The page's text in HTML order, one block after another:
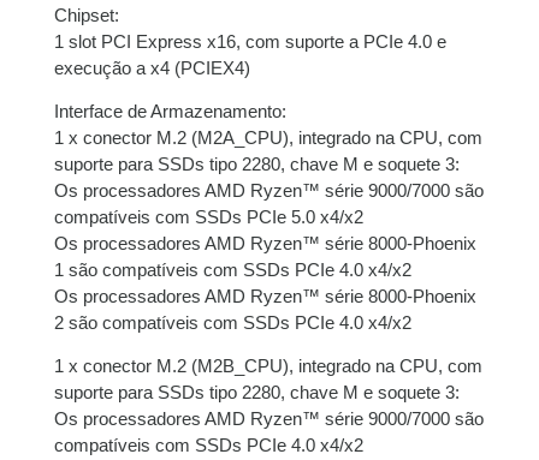
Chipset:
1 slot PCI Express x16, com suporte a PCIe 4.0 e
execução a x4 (PCIEX4)
Interface de Armazenamento:
1 x conector M.2 (M2A_CPU), integrado na CPU, com
suporte para SSDs tipo 2280, chave M e soquete 3:
Os processadores AMD Ryzen™ série 9000/7000 são
compatíveis com SSDs PCIe 5.0 x4/x2
Os processadores AMD Ryzen™ série 8000-Phoenix
1 são compatíveis com SSDs PCIe 4.0 x4/x2
Os processadores AMD Ryzen™ série 8000-Phoenix
2 são compatíveis com SSDs PCIe 4.0 x4/x2
1 x conector M.2 (M2B_CPU), integrado na CPU, com
suporte para SSDs tipo 2280, chave M e soquete 3:
Os processadores AMD Ryzen™ série 9000/7000 são
compatíveis com SSDs PCIe 4.0 x4/x2